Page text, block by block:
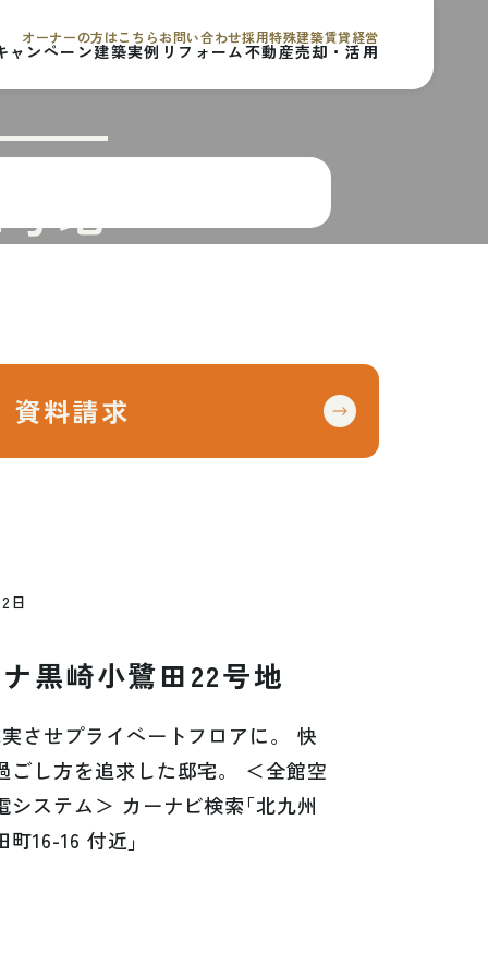
ャ ンペー ン建築実例 リ フ ォ ーム不動産売却 ・活用
オーナーの方はこち らお問い合わせ採用特殊建築賃貸経営
地
資料請求
2 日
ナ黒崎小鷺田22号地
実させプラ イベー トフ ロ アに。
快
ごし方を追求 した邸宅。 ＜全館空
システム＞ カ ーナビ検索「北九州
町16-16 付近 」